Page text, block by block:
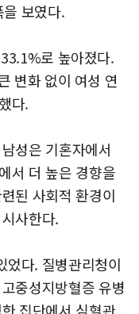
보였다.
로 높아졌다.
변화 없이 여성 연
다.
성은 기혼자에서
서 더 높은 경향을
된 사회적 환경이
사한다.
었다. 질병관리청이
중성지방혈증 유병